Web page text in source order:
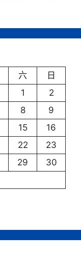
六
日
1
2
8
9
15
16
22
23
29
30